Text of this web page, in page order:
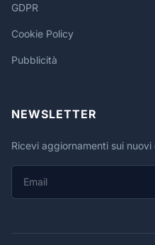
GDPR
Cookie Policy
Pubblicità
NEWSLETTER
Ricevi aggiornamenti sui